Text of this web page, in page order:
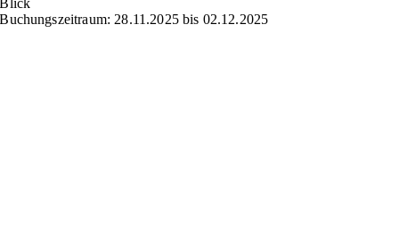
Blick
Buchungszeitraum: 28.11.2025 bis 02.12.2025